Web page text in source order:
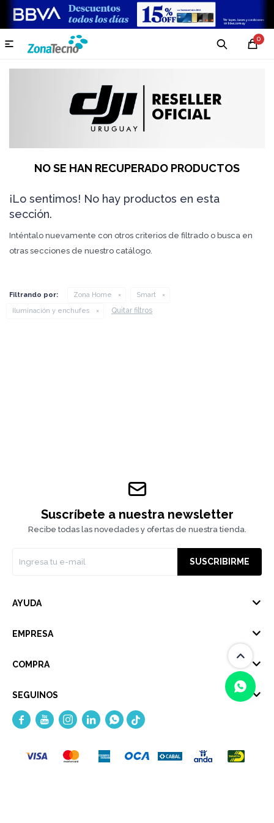
0

NO SE HAN RECUPERADO PRODUCTOS
¡Lo sentimos! No hay productos en esta
sección.
Inténtalo nuevamente con otros criterios de filtrado o busca en
otras secciones de nuestro catálogo.
Filtrando por: Zona Home
Smart
Iluminación y enchufes
Quitar filtros
Suscríbete a nuestra newsletter
Recibe todas las novedades y ofertas de nuestra tienda.
SUSCRIBIRME
AYUDA
EMPRESA
COMPRA
SEGUINOS
    